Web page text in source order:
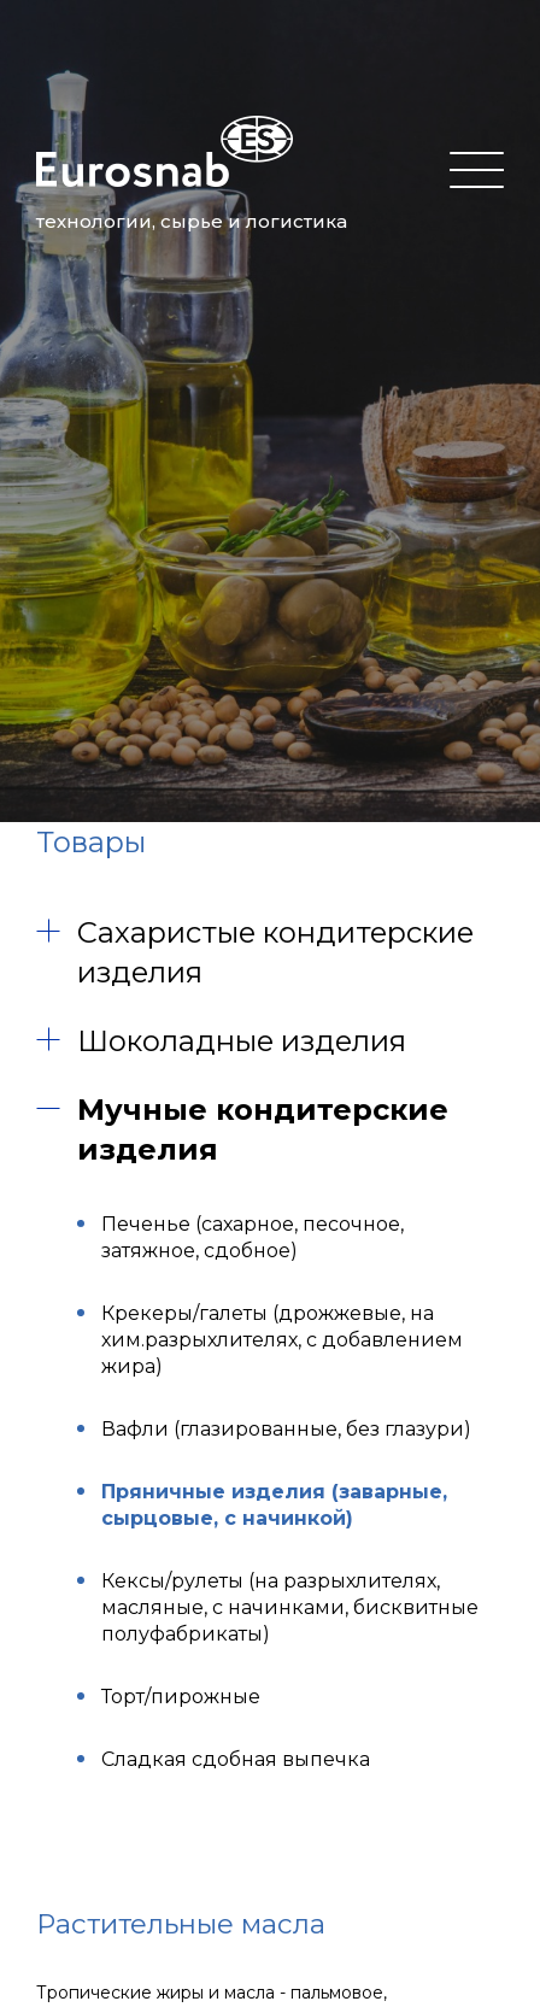
технологии, сырье и логистика
Товары
Сахаристые кондитерские
изделия
Шоколадные изделия
Мучные кондитерские
изделия
Печенье (сахарное, песочное,
затяжное, сдобное)
Крекеры/галеты (дрожжевые, на
хим.разрыхлителях, с добавлением
жира)
Вафли (глазированные, без глазури)
Пряничные изделия (заварные,
сырцовые, с начинкой)
Кексы/рулеты (на разрыхлителях,
масляные, с начинками, бисквитные
полуфабрикаты)
Торт/пирожные
Сладкая сдобная выпечка
Растительные масла
Тропические жиры и масла - пальмовое,